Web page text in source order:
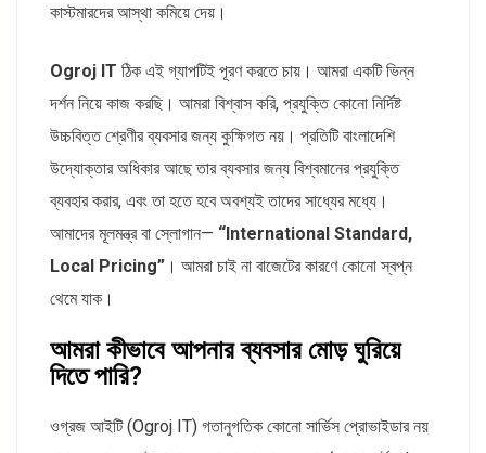
কাস্টমারদের আস্থা কমিয়ে দেয়।
Ogroj IT ঠিক এই গ্যাপটিই পূরণ করতে চায়। আমরা একটি ভিন্ন
দর্শন নিয়ে কাজ করছি। আমরা বিশ্বাস করি, প্রযুক্তি কোনো নির্দিষ্ট
উচ্চবিত্ত শ্রেণীর ব্যবসার জন্য কুক্ষিগত নয়। প্রতিটি বাংলাদেশি
উদ্যোক্তার অধিকার আছে তার ব্যবসার জন্য বিশ্বমানের প্রযুক্তি
ব্যবহার করার, এবং তা হতে হবে অবশ্যই তাদের সাধ্যের মধ্যে।
আমাদের মূলমন্ত্র বা স্লোগান— “International Standard,
Local Pricing” । আমরা চাই না বাজেটের কারণে কোনো স্বপ্ন
থেমে যাক।
আমরা কীভাবে আপনার ব্যবসার মোড় ঘুরিয়ে
দিতে পারি?
ওগ্রজ আইটি (Ogroj IT) গতানুগতিক কোনো সার্ভিস প্রোভাইডার নয়